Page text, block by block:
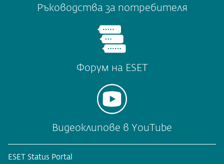
Ръководства за потребителя
Форум на ESET
Видеоклипове в YouTube
ESET Status Portal